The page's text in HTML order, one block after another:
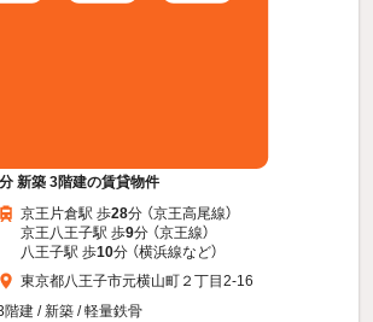
新築 3階建の賃貸物件
京王片倉駅 歩28分 （京王高尾線）
京王八王子駅 歩9分 （京王線）
八王子駅 歩10分 （横浜線など）
東京都八王子市元横山町２丁目2-16
階建 / 新築 / 軽量鉄骨